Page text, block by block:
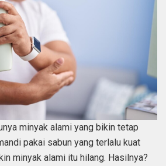
minyak alami yang bikin tetap
pakai sabun yang terlalu kuat
minyak alami itu hilang. Hasilnya?